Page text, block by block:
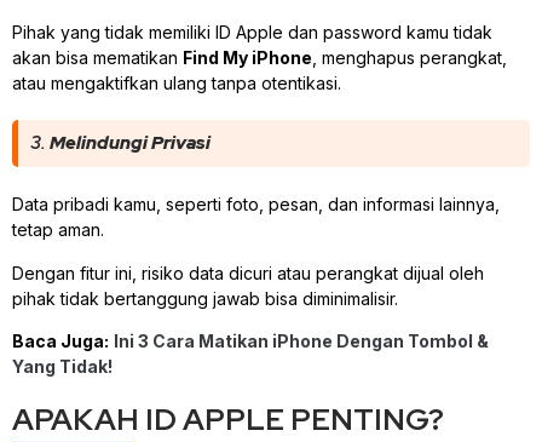
Pihak yang tidak memiliki ID Apple dan password kamu tidak
akan bisa mematikan Find My iPhone , menghapus perangkat,
atau mengaktifkan ulang tanpa otentikasi.
3. Melindungi Privasi
Data pribadi kamu, seperti foto, pesan, dan informasi lainnya,
tetap aman.
Dengan fitur ini, risiko data dicuri atau perangkat dijual oleh
pihak tidak bertanggung jawab bisa diminimalisir.
Baca Juga: Ini 3 Cara Matikan iPhone Dengan Tombol &
Yang Tidak!
APAKAH ID APPLE PENTING?